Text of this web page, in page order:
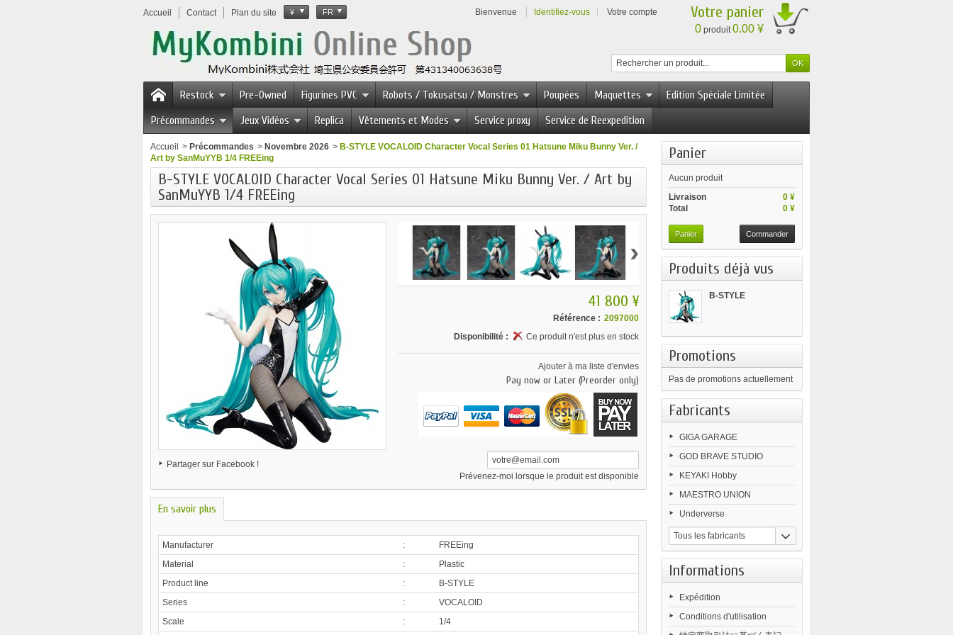
Accueil Contact Plan du site ¥ FR Bienvenue Identifiez-vous Votre compte Votre panier
0 produit0.00 ¥
Restock Pre-Owned Figurines PVC Robots / Tokusatsu / Monstres Poupées Maquettes
Edition Spéciale Limitée
Précommandes
Jeux Vidéos Replica Vêtements et Modes Service proxy Service de Reexpedition
Accueil > Précommandes > Novembre 2026 > B-STYLE VOCALOID Character Vocal Series 01 Hatsune Miku Bunny Ver. /
Art by SanMuYYB 1/4 FREEing
B-STYLE VOCALOID Character Vocal Series 01 Hatsune Miku Bunny Ver. / Art by
SanMuYYB 1/4 FREEing
Partager sur Facebook !
›
41 800 ¥
Référence : 2097000
Disponibilité :
Ce produit n'est plus en stock
Ajouter à ma liste d'envies
Pay now or Later (Preorder only)
Prévenez-moi lorsque le produit est disponible
En savoir plus
Manufacturer :
FREEing
Material
:
Plastic
Product line
:
B-STYLE
Series
:
VOCALOID
Scale
: 1/4
Panier
Aucun produit
0 ¥
Livraison
0 ¥
Total
Panier Commander
Produits déjà vus
B-STYLE
Promotions
Pas de promotions actuellement
Fabricants
GIGA GARAGE
GOD BRAVE STUDIO
KEYAKI Hobby
MAESTRO UNION
Underverse
Tous les fabricants
Informations
Expédition
Conditions d'utilisation